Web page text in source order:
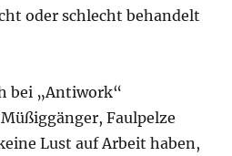
oder schlecht behandelt
bei „Antiwork“
Faulpelze
Lust auf Arbeit haben,